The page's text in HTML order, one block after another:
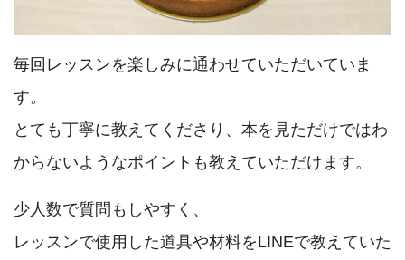
毎回レッスンを楽しみに通わせていただいていま
す。
とても丁寧に教えてくださり、本を見ただけではわ
からないようなポイントも教えていただけます。
少人数で質問もしやすく、
レッスンで使用した道具や材料をLINEで教えていた